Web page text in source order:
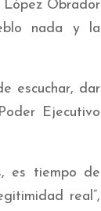
Obrador
nada y la
escuchar, dar
Ejecutivo
es tiempo de
real”,